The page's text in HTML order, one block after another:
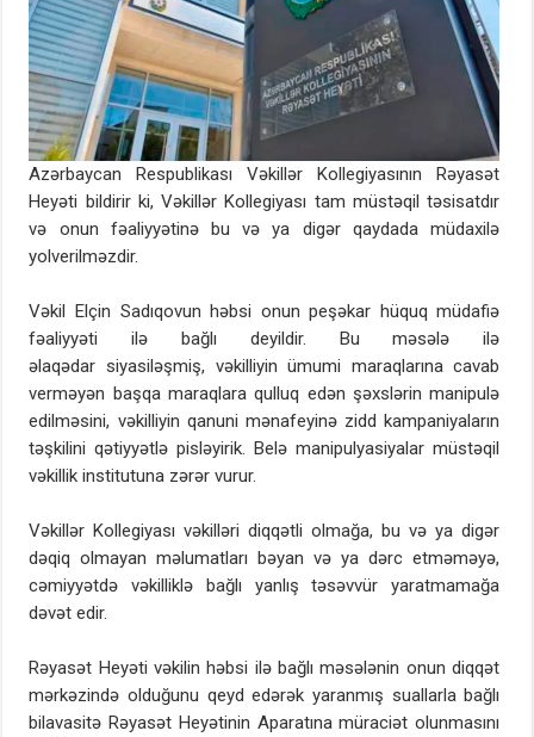
Azərbaycan Respublikası Vəkillər Kollegiyasının Rəyasət
Heyəti bildirir ki, Vəkillər Kollegiyası tam müstəqil təsisatdır
və onun fəaliyyətinə bu və ya digər qaydada müdaxilə
yolverilməzdir.
Vəkil Elçin Sadıqovun həbsi onun peşəkar hüquq müdafiə
fəaliyyəti ilə bağlı deyildir. Bu məsələ ilə
əlaqədar siyasiləşmiş, vəkilliyin ümumi maraqlarına cavab
verməyən başqa maraqlara qulluq edən şəxslərin manipulə
edilməsini, vəkilliyin qanuni mənafeyinə zidd kampaniyaların
təşkilini qətiyyətlə pisləyirik. Belə manipulyasiyalar müstəqil
vəkillik institutuna zərər vurur.
Vəkillər Kollegiyası vəkilləri diqqətli olmağa, bu və ya digər
dəqiq olmayan məlumatları bəyan və ya dərc etməməyə,
cəmiyyətdə vəkilliklə bağlı yanlış təsəvvür yaratmamağa
dəvət edir.
Rəyasət Heyəti vəkilin həbsi ilə bağlı məsələnin onun diqqət
mərkəzində olduğunu qeyd edərək yaranmış suallarla bağlı
bilavasitə Rəyasət Heyətinin Aparatına müraciət olunmasını